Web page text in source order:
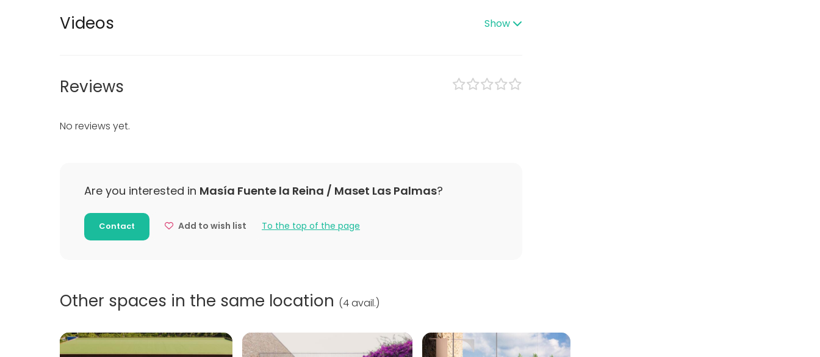
Open air / Outdoor space
alquiler del equipo tecnológico que se requiera para cada evento.
en el que se incluye el Hotel Luz Castellón ****sup, Hotel Castellón Center**** y Hotel Jaime I***.
Videos Show
Reviews
No reviews yet.
Are you interested in Masía Fuente la Reina / Maset Las Palmas?
Contact Add to wish list To the top of the page
Other spaces in the same location (4 avail.)